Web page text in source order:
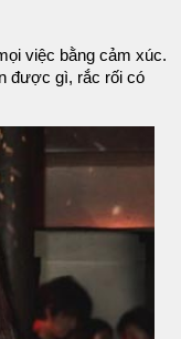
việc bằng cảm xúc.
được gì, rắc rối có